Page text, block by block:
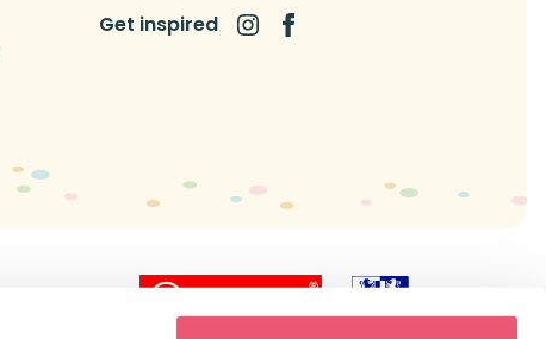
Get inspired